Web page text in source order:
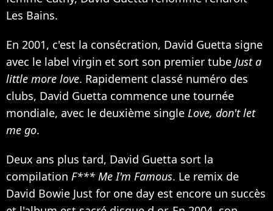
Les Bains.
En 2001, c'est la consécration, David Guetta signe
avec le label virgin et sort son premier tube Just a
little more love. Rapidement classé numéro des
clubs, David Guetta commence une tournée
mondiale, avec le deuxième single Love, don't let
me go.
Deux ans plus tard, David Guetta sort la
compilation F*** Me I'm Famous. Le remix de
David Bowie Just for one day est encore un succès